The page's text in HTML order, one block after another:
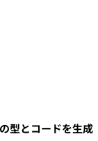
型とコードを生成